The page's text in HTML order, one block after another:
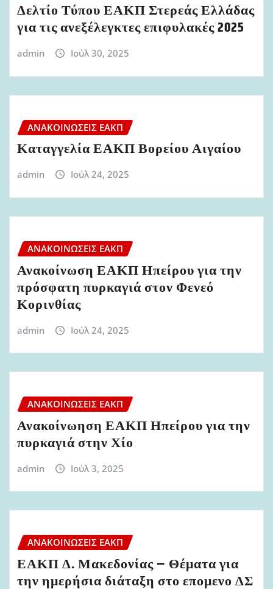
Δελτίο Τύπου ΕΑΚΠ Στερεάς Ελλάδας
για τις ανεξέλεγκτες επιφυλακές 2025
admin Ιούλ 30, 2025
ΑΝΑΚΟΙΝΏΣΕΙΣ ΕΑΚΠ
Καταγγελία ΕΑΚΠ Βορείου Αιγαίου
admin Ιούλ 24, 2025
ΑΝΑΚΟΙΝΏΣΕΙΣ ΕΑΚΠ
Ανακοίνωση ΕΑΚΠ Ηπείρου για την
πρόσφατη πυρκαγιά στον Φενεό
Κορινθίας
admin Ιούλ 24, 2025
ΑΝΑΚΟΙΝΏΣΕΙΣ ΕΑΚΠ
Ανακοίνωηση ΕΑΚΠ Ηπείρου για την
πυρκαγιά στην Χίο
admin Ιούλ 3, 2025
ΑΝΑΚΟΙΝΏΣΕΙΣ ΕΑΚΠ
ΕΑΚΠ Δ. Μακεδονίας – Θέματα για
την ημερήσια διάταξη στο επομενο ΔΣ